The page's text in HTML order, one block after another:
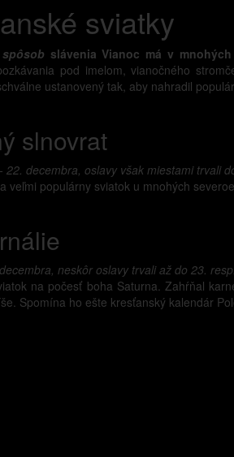
sviatky
spôsob slávenia Vianoc má v
pod imelom, vianočného
ustanovený tak, aby nahradil
slnovrat
22. decembra, oslavy však miestami trvali
veľmi populárny sviatok u mnohých
neskôr oslavy trvali až do 23.
na počesť boha Saturna. Zahŕňal
Spomína ho ešte kresťanský kalendár